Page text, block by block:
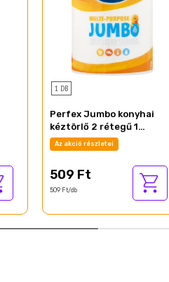
1 DB
Perfex Jumbo konyhai
kéztörlő 2 rétegű 1
tekercs
Az akció részletei
509 Ft
509 Ft/db